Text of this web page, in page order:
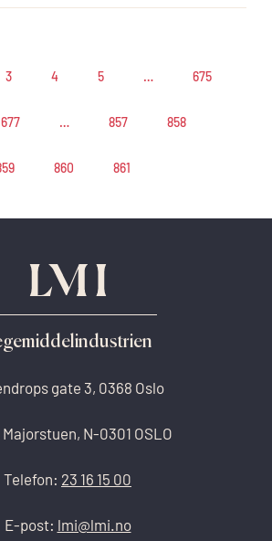
3 4 5 … 675
677 … 857 858
860 861
gate 3, 0368 Oslo
N-0301 OSLO
Telefon: 23 16 15 00
E-post: lmi@lmi.no